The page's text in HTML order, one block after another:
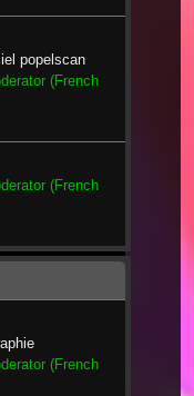
popelscan
(French
(French
(French